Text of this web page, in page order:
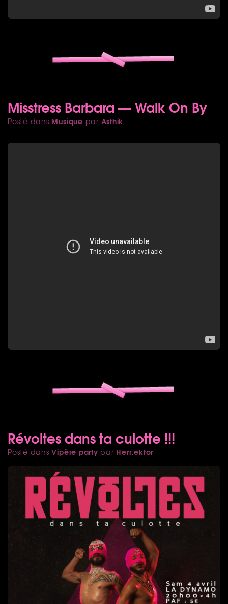
Misstress Barbara — Walk On By
Posté dans Musique par Asthik
Révoltes dans ta culotte !!!
Posté dansVipère party par Herr.ektor